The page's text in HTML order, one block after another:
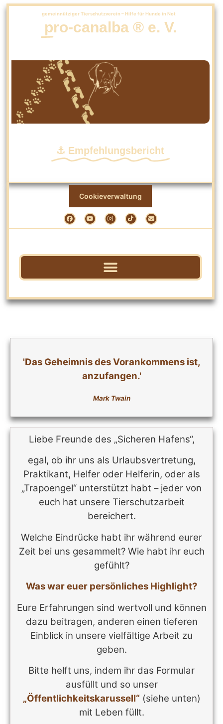
pro-canalba ® e. V.
gemeinnütziger Tierschutzverein – Hilfe für Hunde in Not
⚓ Empfehlungsbericht
Cookieverwaltung
'Das Geheimnis des Vorankommens ist,
anzufangen.'
Mark Twain
Liebe Freunde des „Sicheren Hafens“,
egal, ob ihr uns als Urlaubsvertretung,
Praktikant, Helfer oder Helferin, oder als
„Trapoengel“ unterstützt habt – jeder von
euch hat unsere Tierschutzarbeit
bereichert.
Welche Eindrücke habt ihr während eurer
Zeit bei uns gesammelt? Wie habt ihr euch
gefühlt?
Was war euer persönliches Highlight?
Eure Erfahrungen sind wertvoll und können
dazu beitragen, anderen einen tieferen
Einblick in unsere vielfältige Arbeit zu
geben.
Bitte helft uns, indem ihr das Formular
ausfüllt und so unser
„Öffentlichkeitskarussell“(siehe unten)
mit Leben füllt.